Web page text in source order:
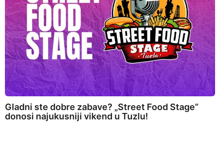
Gladni ste dobre zabave? „Street Food Stage”
donosi najukusniji vikend u Tuzlu!